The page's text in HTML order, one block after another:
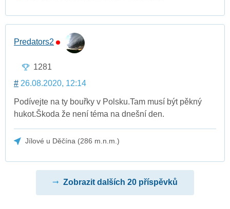
Predators2
1281
# 26.08.2020, 12:14
Podívejte na ty bouřky v Polsku.Tam musí být pěkný
hukot.Škoda že není téma na dnešní den.
Jílové u Děčína (286 m.n.m.)
Zobrazit dalších 20 příspěvků